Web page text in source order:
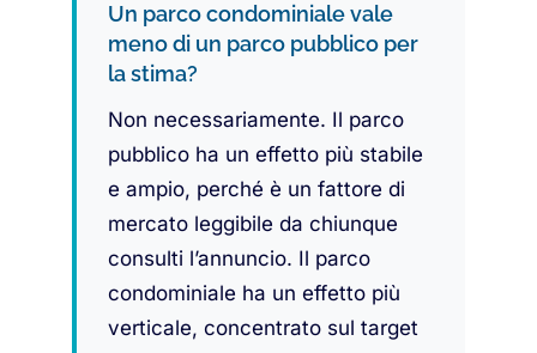
Un parco condominiale vale
meno di un parco pubblico per
la stima?
Non necessariamente. Il parco
pubblico ha un effetto più stabile
e ampio, perché è un fattore di
mercato leggibile da chiunque
consulti l’annuncio. Il parco
condominiale ha un effetto più
verticale, concentrato sul target